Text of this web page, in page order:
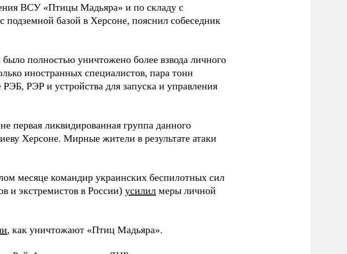
ВСУ «Птицы Мадьяра» и по складу с
базой в Херсоне, пояснил собеседник
было полностью уничтожено более взвода личного
иностранных специалистов, пара тонн
РЭР и устройства для запуска и управления
первая ликвидированная группа данного
Херсоне. Мирные жители в результате атаки
месяце командир украинских беспилотных сил
и экстремистов в России) усилил меры личной
, как уничтожают «Птиц Мадьяра».